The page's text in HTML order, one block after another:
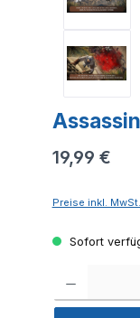
19,99 €
Preise inkl.
Sofort